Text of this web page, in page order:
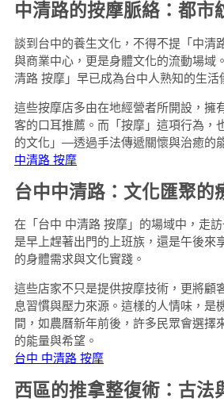
中清路的按摩脈絡：都市
談到台中的養生文化，不得不提「中清
與商業中心，更是身體文化的流動場域
清路 按摩」早已成為台中人熟知的生活
這些按摩店多由在地經營者所開設，擁
客的口耳推薦。而「按摩」這項行為，
的文化」—透過手法傳遞關懷與治癒的
中清路 按摩
台中中清路：文化匯聚的
在「台中 中清路 按摩」的場域中，走
是早上趕著出門的上班族，還是午後來
的身體需求與文化實踐。
這些店家不只是提供按摩技術，更將顧
息習慣與壓力來源。這樣的人情味，是
間，如農曆新年前後，許多民眾會選擇
的能量與希望。
台中 中清路 按摩
西區的推拿整復術：古法